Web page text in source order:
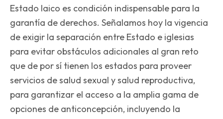
Estado laico es condición indispensable para la
garantía de derechos. Señalamos hoy la vigencia
de exigir la separación entre Estado e iglesias
para evitar obstáculos adicionales al gran reto
que de por sí tienen los estados para proveer
servicios de salud sexual y salud reproductiva,
para garantizar el acceso a la amplia gama de
opciones de anticoncepción, incluyendo la